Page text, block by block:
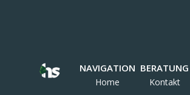
NAVIGATION
Home
BERATUNG
Kontakt